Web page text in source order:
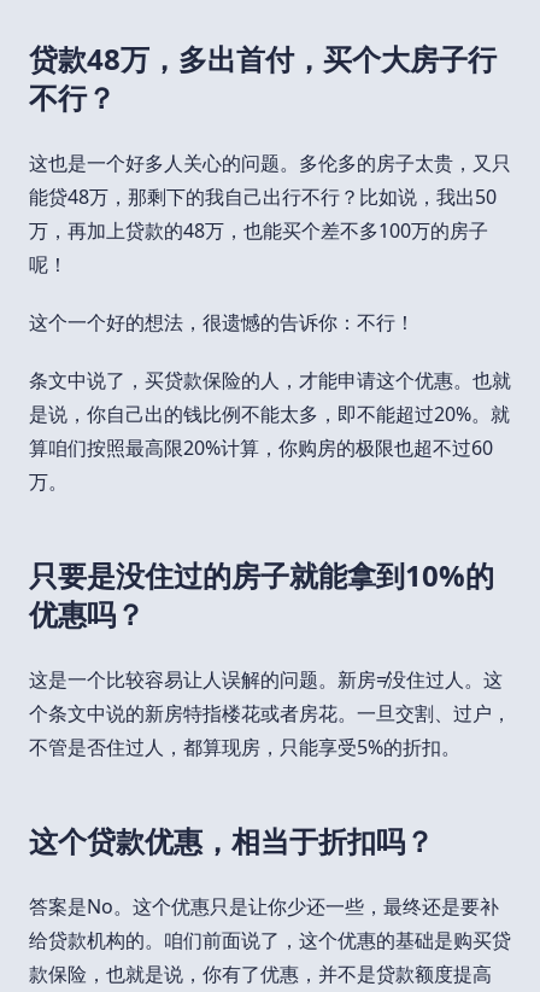
贷款48万，多出首付，买个大房子行
不行？
这也是一个好多人关心的问题。多伦多的房子太贵，又只
能贷48万，那剩下的我自己出行不行？比如说，我出50
万，再加上贷款的48万，也能买个差不多100万的房子
呢！
这个一个好的想法，很遗憾的告诉你：不行！
条文中说了，买贷款保险的人，才能申请这个优惠。也就
是说，你自己出的钱比例不能太多，即不能超过20%。就
算咱们按照最高限20%计算，你购房的极限也超不过60
万。
只要是没住过的房子就能拿到10%的
优惠吗？
这是一个比较容易让人误解的问题。新房≠没住过人。这
个条文中说的新房特指楼花或者房花。一旦交割、过户，
不管是否住过人，都算现房，只能享受5%的折扣。
这个贷款优惠，相当于折扣吗？
答案是No。这个优惠只是让你少还一些，最终还是要补
给贷款机构的。咱们前面说了，这个优惠的基础是购买贷
款保险，也就是说，你有了优惠，并不是贷款额度提高